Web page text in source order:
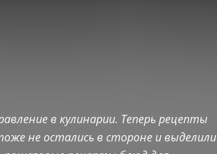
в кулинарии. Теперь рецепты
не остались в стороне и выделили